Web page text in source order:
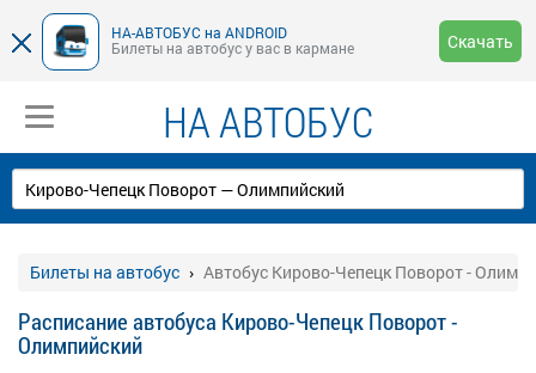
НА-АВТОБУС на ANDROID
Билеты на автобус у вас в кармане
Скачать
НА АВТОБУС
Билеты на автобус Автобус Кирово-Чепецк Поворот -
Расписание автобуса Кирово-Чепецк Поворот -
Олимпийский